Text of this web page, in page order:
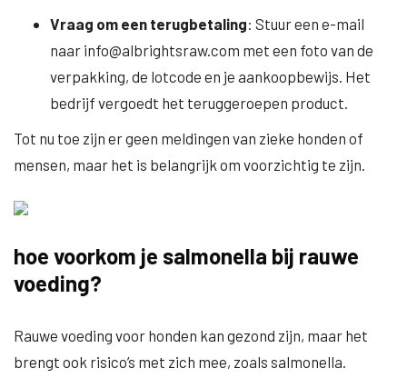
Vraag om een terugbetaling: Stuur een e-mail
naar info@albrightsraw.com met een foto van de
verpakking, de lotcode en je aankoopbewijs. Het
bedrijf vergoedt het teruggeroepen product.
Tot nu toe zijn er geen meldingen van zieke honden of
mensen, maar het is belangrijk om voorzichtig te zijn.
hoe voorkom je salmonella bij rauwe
voeding?
Rauwe voeding voor honden kan gezond zijn, maar het
brengt ook risico’s met zich mee, zoals salmonella.